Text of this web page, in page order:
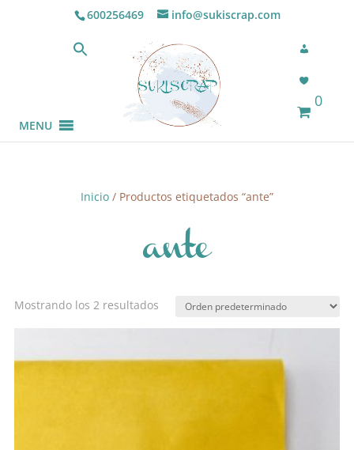
600256469 info@sukiscrap.com
0
MENU
Inicio / Productos etiquetados “ante”
ante
Mostrando los 2 resultados